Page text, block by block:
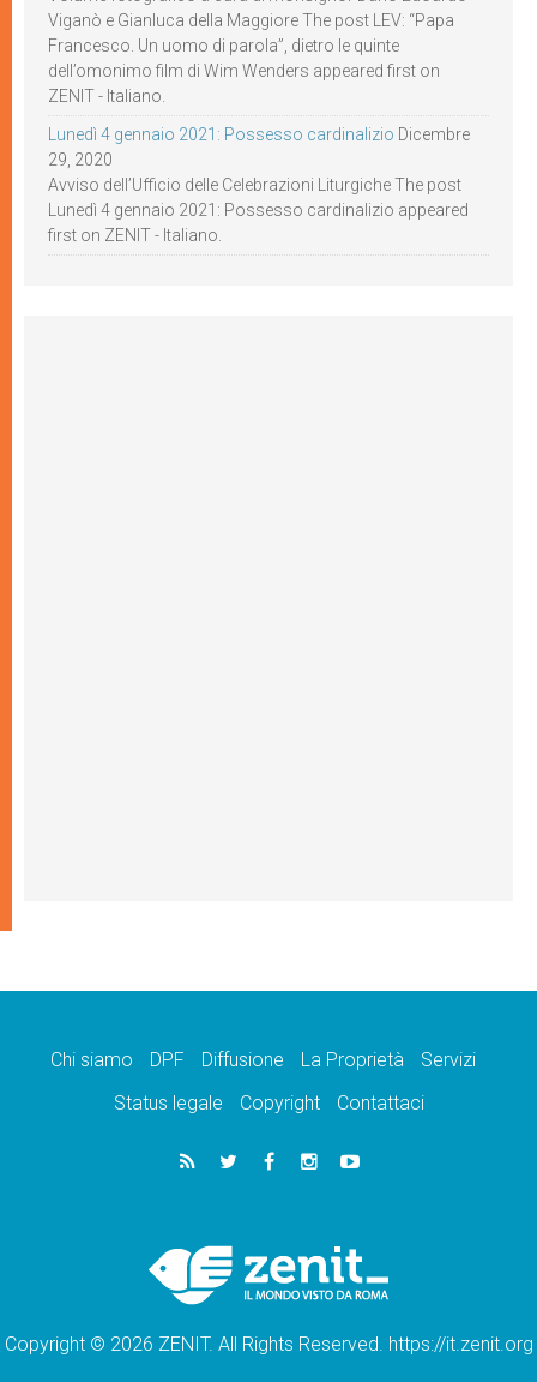
Viganò e Gianluca della Maggiore The post LEV: “Papa
Francesco. Un uomo di parola”, dietro le quinte
dell’omonimo film di Wim Wenders appeared first on
ZENIT - Italiano.
Lunedì 4 gennaio 2021: Possesso cardinalizio Dicembre
29, 2020
Avviso dell’Ufficio delle Celebrazioni Liturgiche The post
Lunedì 4 gennaio 2021: Possesso cardinalizio appeared
first on ZENIT - Italiano.
Chi siamo DPF Diffusione La Proprietà
Servizi
Status legale
Copyright Contattaci
Copyright © 2026 ZENIT. All Rights Reserved. https://it.zenit.org